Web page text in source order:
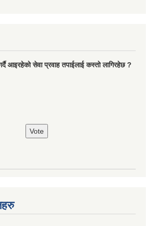
आइरहेको सेवा प्रवाह तपाईलाई कस्तो लागिरहेछ ?